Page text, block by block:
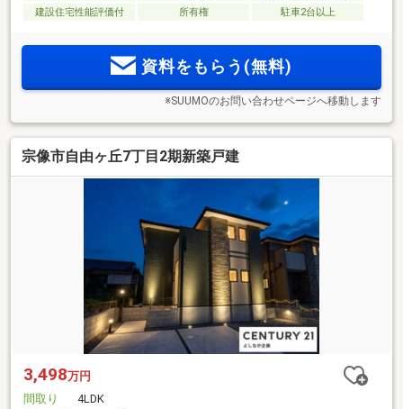
建設住宅性能評価付
所有権 駐車2台以上
資料をもらう(無料)
※SUUMOのお問い合わせページへ移動します
宗像市自由ヶ丘7丁目2期新築戸建
3,498万円
間取り
4LDK